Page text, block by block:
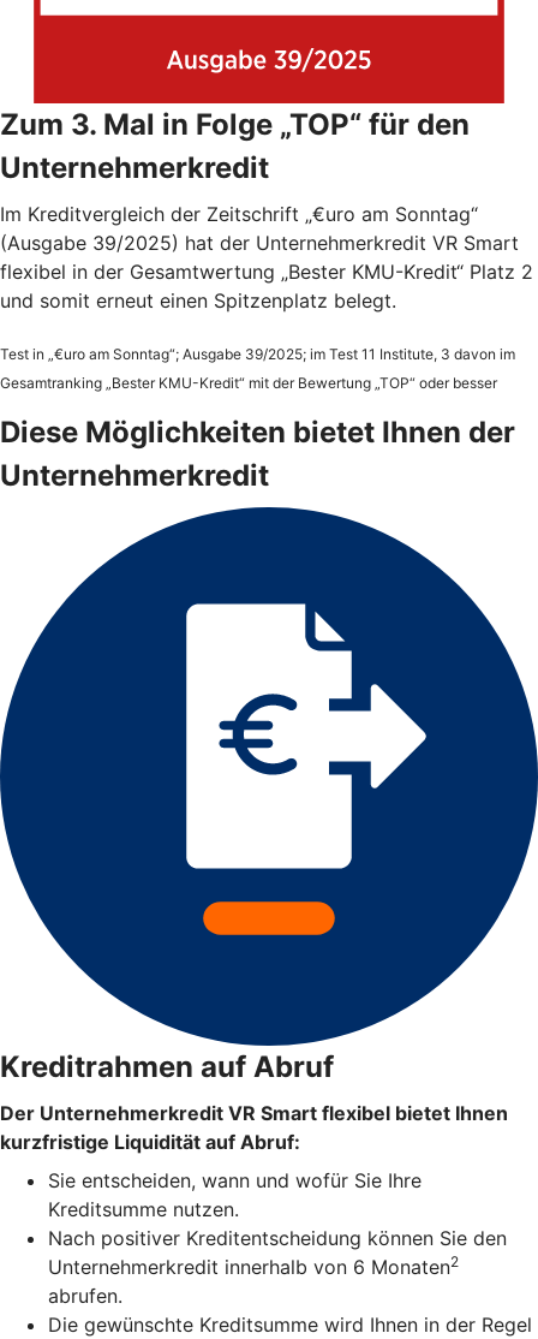
Zum 3. Mal in Folge „TOP“ für den
Unternehmerkredit
Im Kreditvergleich der Zeitschrift „€uro am Sonntag“
(Ausgabe 39/2025) hat der Unternehmerkredit VR Smart
flexibel in der Gesamtwertung „Bester KMU-Kredit“ Platz 2
und somit erneut einen Spitzenplatz belegt.
Test in „€uro am Sonntag“; Ausgabe 39/2025; im Test 11 Institute, 3 davon im
Gesamtranking „Bester KMU-Kredit“ mit der Bewertung „TOP“ oder besser
Diese Möglichkeiten bietet Ihnen der
Unternehmerkredit
Kreditrahmen auf Abruf
Der Unternehmerkredit VR Smart flexibel bietet Ihnen
kurzfristige Liquidität auf Abruf:
Sie entscheiden, wann und wofür Sie Ihre
Kreditsumme nutzen.
Nach positiver Kreditentscheidung können Sie den
Unternehmerkredit innerhalb von 6 Monaten2
abrufen.
Die gewünschte Kreditsumme wird Ihnen in der Regel